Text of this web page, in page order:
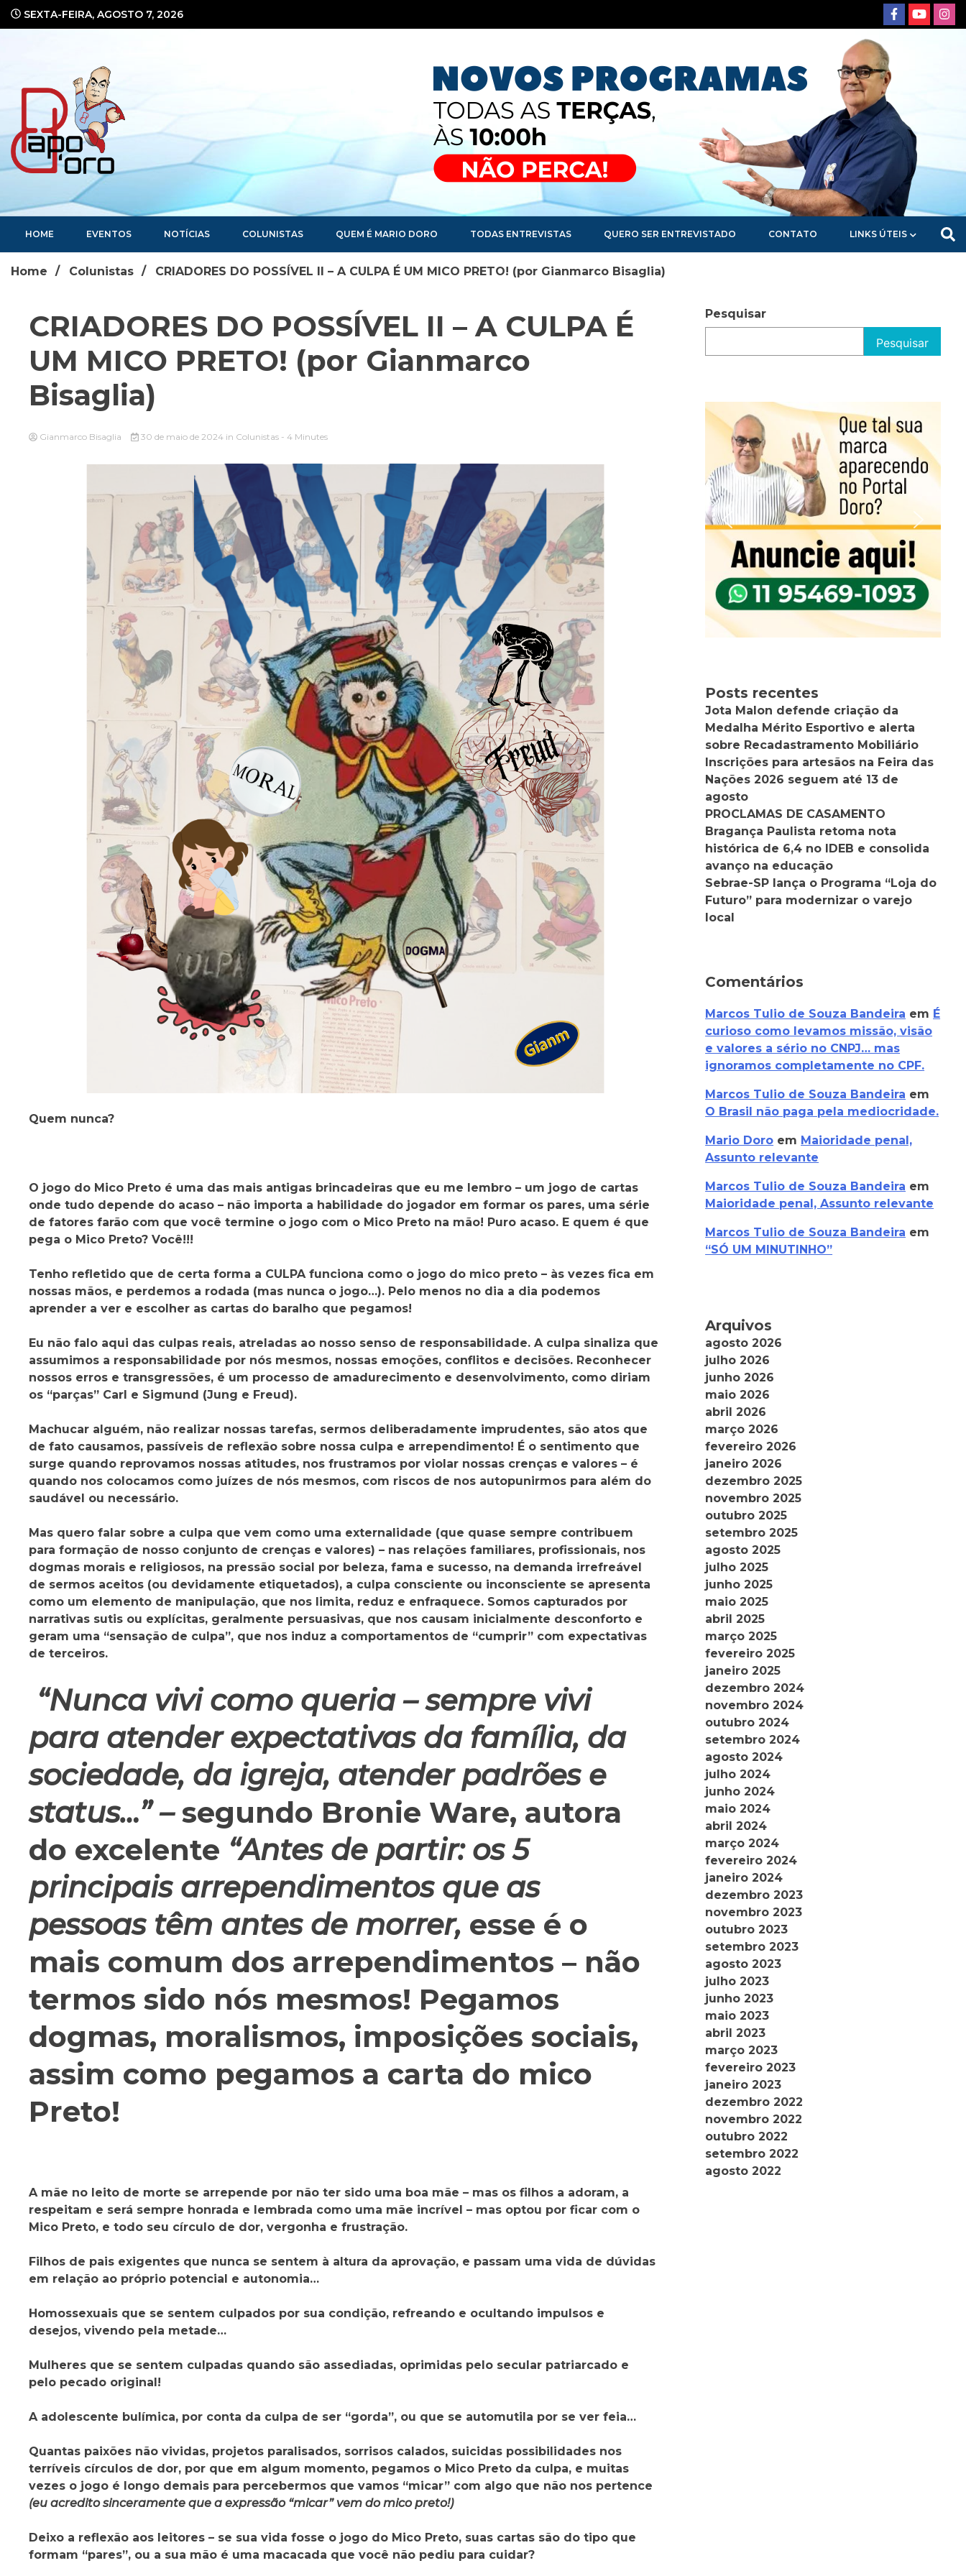
SEXTA-FEIRA, AGOSTO 7, 2026
Portal de Notícias
HOME EVENTOS NOTÍCIAS COLUNISTAS QUEM É MARIO DORO TODAS ENTREVISTAS QUERO SER ENTREVISTADO CONTATO LINKS ÚTEIS
Home Colunistas CRIADORES DO POSSÍVEL II – A CULPA É UM MICO PRETO! (por Gianmarco Bisaglia)
CRIADORES DO POSSÍVEL II – A CULPA É
UM MICO PRETO! (por Gianmarco
Bisaglia)
Gianmarco Bisaglia 30 de maio de 2024 in Colunistas - 4 Minutes
Quem nunca?
O jogo do Mico Preto é uma das mais antigas brincadeiras que eu me lembro – um jogo de cartas
onde tudo depende do acaso – não importa a habilidade do jogador em formar os pares, uma série
de fatores farão com que você termine o jogo com o Mico Preto na mão! Puro acaso. E quem é que
pega o Mico Preto? Você!!!
Tenho refletido que de certa forma a CULPA funciona como o jogo do mico preto – às vezes fica em
nossas mãos, e perdemos a rodada (mas nunca o jogo…). Pelo menos no dia a dia podemos
aprender a ver e escolher as cartas do baralho que pegamos!
Eu não falo aqui das culpas reais, atreladas ao nosso senso de responsabilidade. A culpa sinaliza que
assumimos a responsabilidade por nós mesmos, nossas emoções, conflitos e decisões. Reconhecer
nossos erros e transgressões, é um processo de amadurecimento e desenvolvimento, como diriam
os “parças” Carl e Sigmund (Jung e Freud).
Machucar alguém, não realizar nossas tarefas, sermos deliberadamente imprudentes, são atos que
de fato causamos, passíveis de reflexão sobre nossa culpa e arrependimento! É o sentimento que
surge quando reprovamos nossas atitudes, nos frustramos por violar nossas crenças e valores – é
quando nos colocamos como juízes de nós mesmos, com riscos de nos autopunirmos para além do
saudável ou necessário.
Mas quero falar sobre a culpa que vem como uma externalidade (que quase sempre contribuem
para formação de nosso conjunto de crenças e valores) – nas relações familiares, profissionais, nos
dogmas morais e religiosos, na pressão social por beleza, fama e sucesso, na demanda irrefreável
de sermos aceitos (ou devidamente etiquetados), a culpa consciente ou inconsciente se apresenta
como um elemento de manipulação, que nos limita, reduz e enfraquece. Somos capturados por
narrativas sutis ou explícitas, geralmente persuasivas, que nos causam inicialmente desconforto e
geram uma “sensação de culpa”, que nos induz a comportamentos de “cumprir” com expectativas
de terceiros.
“Nunca vivi como queria – sempre vivi
para atender expectativas da família, da
sociedade, da igreja, atender padrões e
status…” –segundo Bronie Ware, autora
do excelente “Antes de partir: os 5
principais arrependimentos que as
pessoas têm antes de morrer, esse é o
mais comum dos arrependimentos – não
termos sido nós mesmos! Pegamos
dogmas, moralismos, imposições sociais,
assim como pegamos a carta do mico
Preto!
A mãe no leito de morte se arrepende por não ter sido uma boa mãe – mas os filhos a adoram, a
respeitam e será sempre honrada e lembrada como uma mãe incrível – mas optou por ficar com o
Mico Preto, e todo seu círculo de dor, vergonha e frustração.
Filhos de pais exigentes que nunca se sentem à altura da aprovação, e passam uma vida de dúvidas
em relação ao próprio potencial e autonomia…
Homossexuais que se sentem culpados por sua condição, refreando e ocultando impulsos e
desejos, vivendo pela metade…
Mulheres que se sentem culpadas quando são assediadas, oprimidas pelo secular patriarcado e
pelo pecado original!
A adolescente bulímica, por conta da culpa de ser “gorda”, ou que se automutila por se ver feia…
Quantas paixões não vividas, projetos paralisados, sorrisos calados, suicidas possibilidades nos
terríveis círculos de dor, por que em algum momento, pegamos o Mico Preto da culpa, e muitas
vezes o jogo é longo demais para percebermos que vamos “micar” com algo que não nos pertence
(eu acredito sinceramente que a expressão “micar” vem do mico preto!)
Deixo a reflexão aos leitores – se sua vida fosse o jogo do Mico Preto, suas cartas são do tipo que
formam “pares”, ou a sua mão é uma macacada que você não pediu para cuidar?
Pesquisar
Pesquisar
Posts recentes
Jota Malon defende criação da
Medalha Mérito Esportivo e alerta
sobre Recadastramento Mobiliário
Inscrições para artesãos na Feira das
Nações 2026 seguem até 13 de
agosto
PROCLAMAS DE CASAMENTO
Bragança Paulista retoma nota
histórica de 6,4 no IDEB e consolida
avanço na educação
Sebrae-SP lança o Programa “Loja do
Futuro” para modernizar o varejo
local
Comentários
Marcos Tulio de Souza Bandeira em É
curioso como levamos missão, visão
e valores a sério no CNPJ… mas
ignoramos completamente no CPF.
Marcos Tulio de Souza Bandeira em
O Brasil não paga pela mediocridade.
Mario Doro em Maioridade penal,
Assunto relevante
Marcos Tulio de Souza Bandeira em
Maioridade penal, Assunto relevante
Marcos Tulio de Souza Bandeira em
“SÓ UM MINUTINHO”
Arquivos
agosto 2026
julho 2026
junho 2026
maio 2026
abril 2026
março 2026
fevereiro 2026
janeiro 2026
dezembro 2025
novembro 2025
outubro 2025
setembro 2025
agosto 2025
julho 2025
junho 2025
maio 2025
abril 2025
março 2025
fevereiro 2025
janeiro 2025
dezembro 2024
novembro 2024
outubro 2024
setembro 2024
agosto 2024
julho 2024
junho 2024
maio 2024
abril 2024
março 2024
fevereiro 2024
janeiro 2024
dezembro 2023
novembro 2023
outubro 2023
setembro 2023
agosto 2023
julho 2023
junho 2023
maio 2023
abril 2023
março 2023
fevereiro 2023
janeiro 2023
dezembro 2022
novembro 2022
outubro 2022
setembro 2022
agosto 2022